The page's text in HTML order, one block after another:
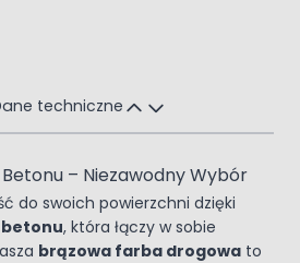
techniczne
– Niezawodny Wybór
do swoich powierzchni dzięki
, która łączy w sobie
brązowa farba drogowa to